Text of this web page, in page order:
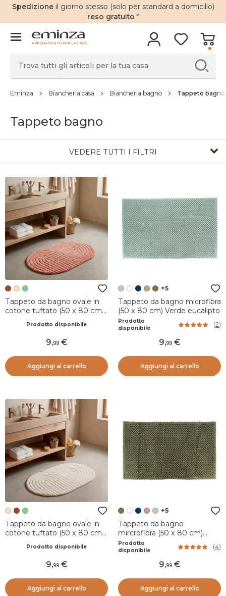
Spedizione il giorno stesso (solo per standard a domicilio)
reso gratuito *
ARREDAMENTO PER LA CASA
Eminza Biancheria casa Biancheria bagno Tappeto bagno
Tappeto bagno
VEDERE TUTTI I FILTRI
Tappeto da bagno ovale in
cotone tuftato (50 x 80 cm)
Prodotto disponibile
9,99
Aggiungi al carrello
+5
Tappeto da bagno microfibra
(50 x 80 cm) Verde eucalipto
Prodotto
disponibile
(2)
9,99
Aggiungi al carrello
Tappeto da bagno ovale in
cotone tuftato (50 x 80 cm)
Prodotto disponibile
9,99
Aggiungi al carrello
+5
Tappeto da bagno
mircrofibra (50 x 80 cm)
Verde Cachi
Prodotto
disponibile
(4)
9,99
Aggiungi al carrello